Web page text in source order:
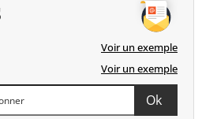
Voir un exemple
Voir un exemple